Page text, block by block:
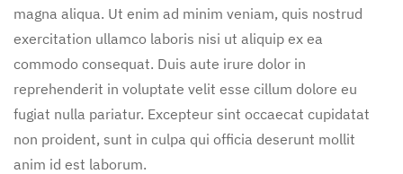
magna aliqua. Ut enim ad minim veniam, quis nostrud
exercitation ullamco laboris nisi ut aliquip ex ea
commodo consequat. Duis aute irure dolor in
reprehenderit in voluptate velit esse cillum dolore eu
fugiat nulla pariatur. Excepteur sint occaecat cupidatat
non proident, sunt in culpa qui officia deserunt mollit
anim id est laborum.